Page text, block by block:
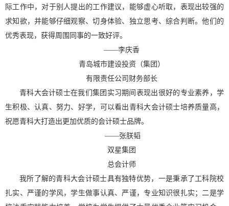
际工作中，对于别人提出的工作建议，能够虚心听取，表现出较强的
求知欲，并能够仔细观察、切身体验、独立思考、综合判断。他们的
优秀表现，获得周围同事的一致好评。
——李庆香
青岛城市建设投资（集团）
有限责任公司财务部长
青科大会计硕士在我们集团实习期间表现出很好的专业素养，学
生积极、认真、努力、好学，可以看出青科大会计硕士培养质量高，
祝愿青科大打造出更加优质的会计硕士品牌。
——张朕韬
双星集团
总会计师
我所了解的青科大会计硕士具有独特优势，一是秉承了工科院校
扎实、严谨的学风，学生做事认真、严谨，专业知识很扎实；二是学